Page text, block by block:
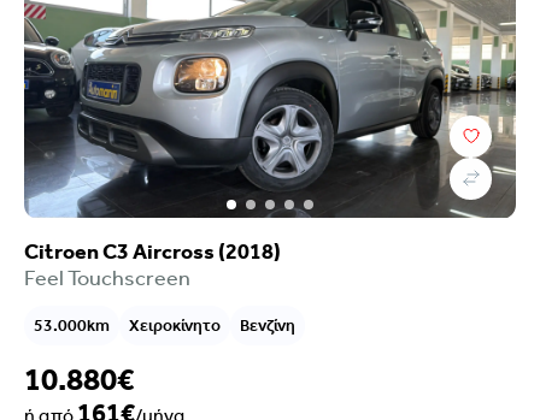
Citroen C3 Aircross (2018)
Feel Touchscreen
53.000km Χειροκίνητο Βενζίνη
10.880€